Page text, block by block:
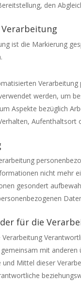
den
ist die Markierung
werden, um
Aspekte bezüglich
nicht mehr
gesondert
für die
mit
und Mittel dieser